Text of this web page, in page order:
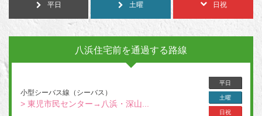
平日 土曜 日祝
八浜住宅前を通過する路線
小型シーバス線（シーバス）
> 東児市民センター→八浜・深山...
平日
土曜
日祝